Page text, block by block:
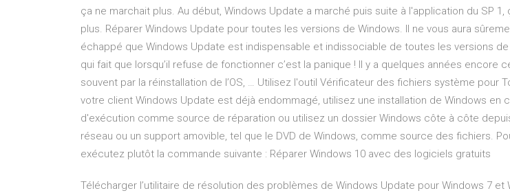
ça ne marchait plus. Au début, Windows Update a marché puis suite à l'application du SP 1,
plus. Réparer Windows Update pour toutes les versions de Windows. Il ne vous aura
échappé que Windows Update est indispensable et indissociable de toutes les versions de
qui fait que lorsqu’il refuse de fonctionner c’est la panique ! Il y a quelques années encore
souvent par la réinstallation de l’OS, … Utilisez l'outil Vérificateur des fichiers système pour
votre client Windows Update est déjà endommagé, utilisez une installation de Windows en
d'exécution comme source de réparation ou utilisez un dossier Windows côte à côte
réseau ou un support amovible, tel que le DVD de Windows, comme source des fichiers.
exécutez plutôt la commande suivante : Réparer Windows 10 avec des logiciels gratuits
Télécharger l’utilitaire de résolution des problèmes de Windows Update pour Windows 7 et